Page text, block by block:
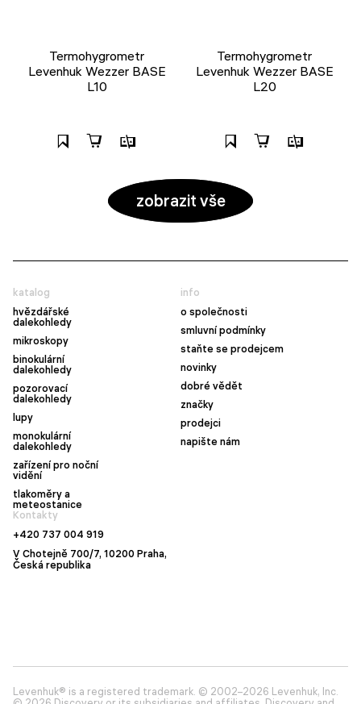
Termohygrometr
Levenhuk Wezzer BASE
L10
Termohygrometr
Levenhuk Wezzer BASE
L20
zobrazit vše
katalog
hvězdářské
dalekohledy
mikroskopy
binokulární
dalekohledy
pozorovací
dalekohledy
lupy
monokulární
dalekohledy
zařízení pro noční
vidění
tlakoměry a
meteostanice
info
o společnosti
smluvní podmínky
staňte se prodejcem
novinky
dobré vědět
značky
prodejci
napište nám
Kontakty
+420 737 004 919
V Chotejně 700/7, 10200 Praha,
Česká republika
Levenhuk® is a registered trademark. © 2002–2026 Levenhuk, Inc.